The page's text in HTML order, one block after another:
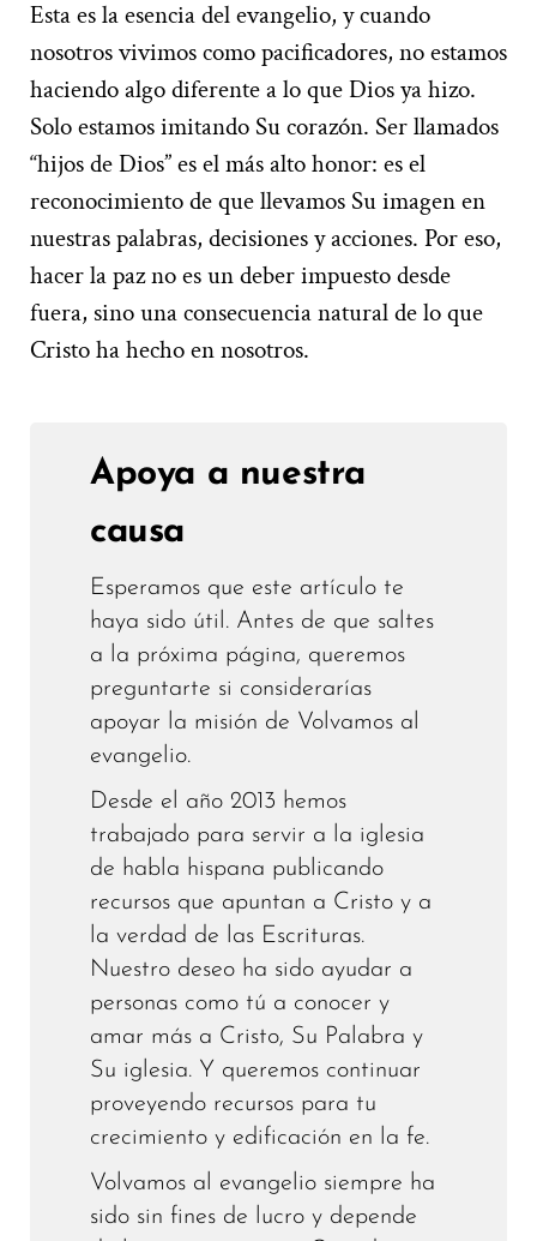
Esta es la esencia del evangelio, y cuando
nosotros vivimos como pacificadores, no estamos
haciendo algo diferente a lo que Dios ya hizo.
Solo estamos imitando Su corazón. Ser llamados
“hijos de Dios” es el más alto honor: es el
reconocimiento de que llevamos Su imagen en
nuestras palabras, decisiones y acciones. Por eso,
hacer la paz no es un deber impuesto desde
fuera, sino una consecuencia natural de lo que
Cristo ha hecho en nosotros.
Apoya a nuestra
causa
Esperamos que este artículo te
haya sido útil. Antes de que saltes
a la próxima página, queremos
preguntarte si considerarías
apoyar la misión de Volvamos al
evangelio.
Desde el año 2013 hemos
trabajado para servir a la iglesia
de habla hispana publicando
recursos que apuntan a Cristo y a
la verdad de las Escrituras.
Nuestro deseo ha sido ayudar a
personas como tú a conocer y
amar más a Cristo, Su Palabra y
Su iglesia. Y queremos continuar
proveyendo recursos para tu
crecimiento y edificación en la fe.
Volvamos al evangelio siempre ha
sido sin fines de lucro y depende